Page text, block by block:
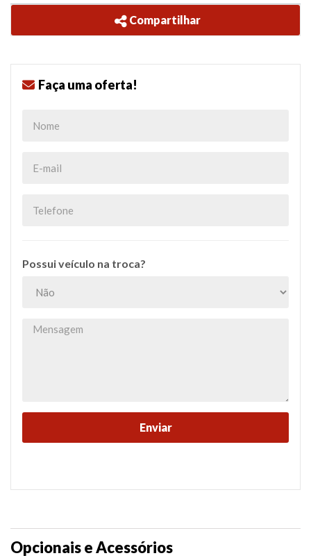
Compartilhar
Faça uma oferta!
Possui veículo na troca?
Opcionais e Acessórios